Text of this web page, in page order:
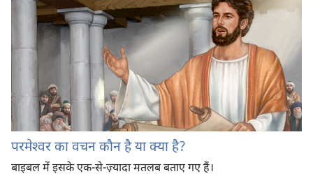
परमेश्‍वर का वचन कौन है या क्या है?
बाइबल में इसके एक-से-ज़्यादा मतलब बताए गए हैं।